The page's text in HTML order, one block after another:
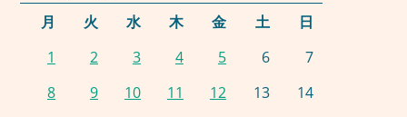
月 火 水 木 金 土
日
1
2 3 4 5 6
7
8
9 10 11 12 13
14